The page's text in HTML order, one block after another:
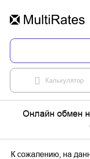
Калькулятор
Онлайн обмен
К сожалению, на